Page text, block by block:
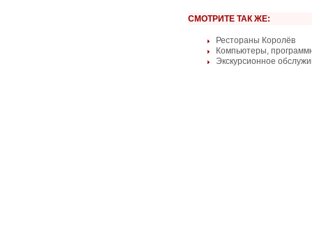
СМОТРИТЕ ТАК ЖЕ:
Рестораны Королёв
Компьютеры,
Экскурсионное